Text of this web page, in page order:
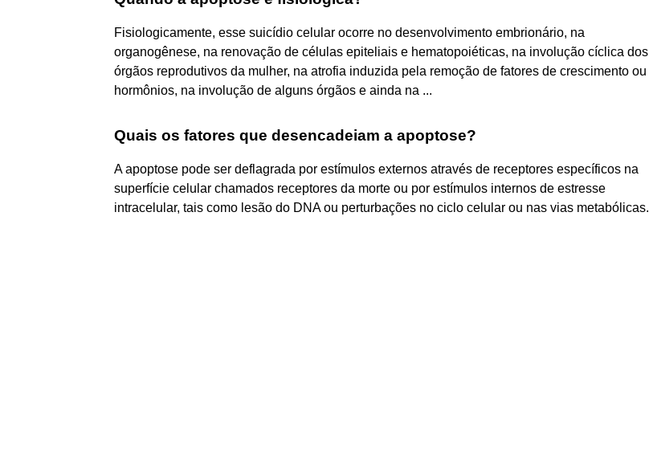
Fisiologicamente, esse suicídio celular ocorre no desenvolvimento embrionário, na
organogênese, na renovação de células epiteliais e hematopoiéticas, na involução cíclica dos
órgãos reprodutivos da mulher, na atrofia induzida pela remoção de fatores de crescimento ou
hormônios, na involução de alguns órgãos e ainda na ...
Quais os fatores que desencadeiam a apoptose?
A apoptose pode ser deflagrada por estímulos externos através de receptores específicos na
superfície celular chamados receptores da morte ou por estímulos internos de estresse
intracelular, tais como lesão do DNA ou perturbações no ciclo celular ou nas vias metabólicas.